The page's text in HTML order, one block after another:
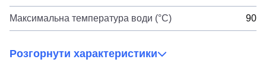
Максимальна температура води (°C) 90
Розгорнути характеристики